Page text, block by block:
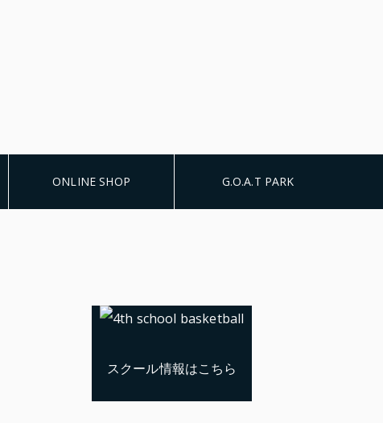
ONLINE SHOP G.O.A.T PARK
スクール情報はこちら